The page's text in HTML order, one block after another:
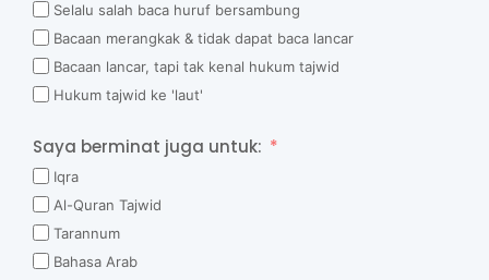
Selalu salah baca huruf bersambung
Bacaan merangkak & tidak dapat baca lancar
Bacaan lancar, tapi tak kenal hukum tajwid
Hukum tajwid ke 'laut'
Saya berminat juga untuk:
Iqra
Al-Quran Tajwid
Tarannum
Bahasa Arab